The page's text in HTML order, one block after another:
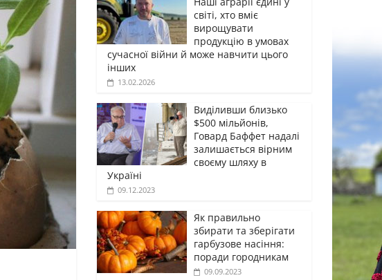
світі, хто вміє
вирощувати
продукцію в умовах
сучасної війни й може навчити цього
інших
13.02.2026
Виділивши близько
$500 мільйонів,
Говард Баффет надалі
залишається вірним
своєму шляху в
Україні
09.12.2023
Як правильно
збирати та зберігати
гарбузове насіння:
поради городникам
09.09.2023